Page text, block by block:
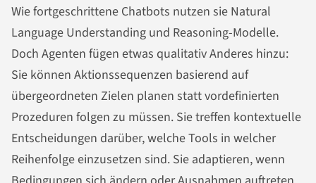
Wie fortgeschrittene Chatbots nutzen sie Natural
Language Understanding und Reasoning-Modelle.
Doch Agenten fügen etwas qualitativ Anderes hinzu:
Sie können Aktionssequenzen basierend auf
übergeordneten Zielen planen statt vordefinierten
Prozeduren folgen zu müssen. Sie treffen kontextuelle
Entscheidungen darüber, welche Tools in welcher
Reihenfolge einzusetzen sind. Sie adaptieren, wenn